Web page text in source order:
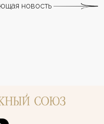
новость